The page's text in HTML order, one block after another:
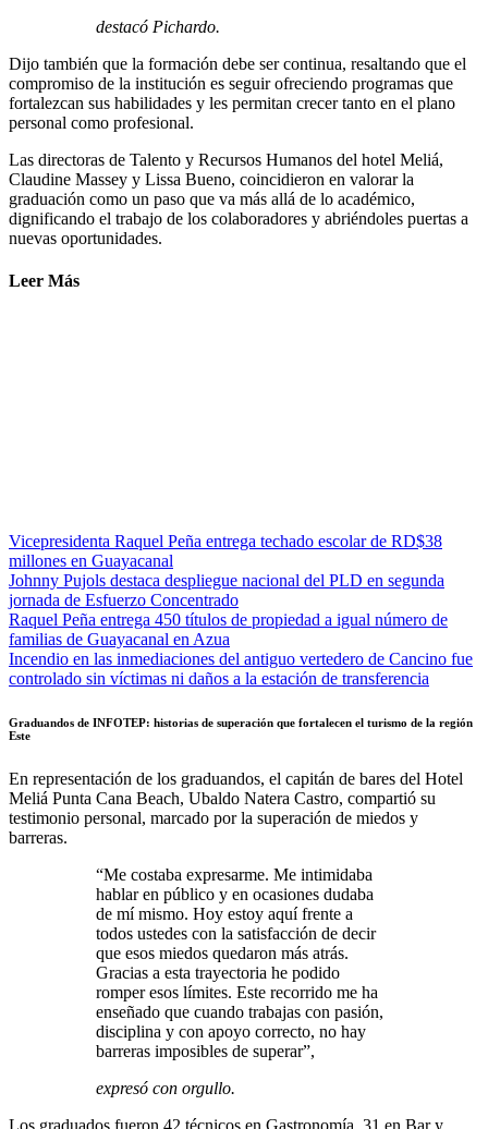
destacó Pichardo.
Dijo también que la formación debe ser continua, resaltando que el
compromiso de la institución es seguir ofreciendo programas que
fortalezcan sus habilidades y les permitan crecer tanto en el plano
personal como profesional.
Las directoras de Talento y Recursos Humanos del hotel Meliá,
Claudine Massey y Lissa Bueno, coincidieron en valorar la
graduación como un paso que va más allá de lo académico,
dignificando el trabajo de los colaboradores y abriéndoles puertas a
nuevas oportunidades.
Leer Más
Vicepresidenta Raquel Peña entrega techado escolar de RD$38
millones en Guayacanal
Johnny Pujols destaca despliegue nacional del PLD en segunda
jornada de Esfuerzo Concentrado
Raquel Peña entrega 450 títulos de propiedad a igual número de
familias de Guayacanal en Azua
Incendio en las inmediaciones del antiguo vertedero de Cancino fue
controlado sin víctimas ni daños a la estación de transferencia
Graduandos de INFOTEP: historias de superación que fortalecen el turismo de la región
Este
En representación de los graduandos, el capitán de bares del Hotel
Meliá Punta Cana Beach, Ubaldo Natera Castro, compartió su
testimonio personal, marcado por la superación de miedos y
barreras.
“Me costaba expresarme. Me intimidaba
hablar en público y en ocasiones dudaba
de mí mismo. Hoy estoy aquí frente a
todos ustedes con la satisfacción de decir
que esos miedos quedaron más atrás.
Gracias a esta trayectoria he podido
romper esos límites. Este recorrido me ha
enseñado que cuando trabajas con pasión,
disciplina y con apoyo correcto, no hay
barreras imposibles de superar”,
expresó con orgullo.